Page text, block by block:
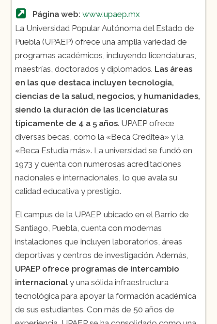
Página web: www.upaep.mx
La Universidad Popular Autónoma del Estado de
Puebla (UPAEP) ofrece una amplia variedad de
programas académicos, incluyendo licenciaturas,
maestrías, doctorados y diplomados. Las áreas
en las que destaca incluyen tecnología,
ciencias de la salud, negocios, y humanidades,
siendo la duración de las licenciaturas
típicamente de 4 a 5 años. UPAEP ofrece
diversas becas, como la «Beca Creditea» y la
«Beca Estudia más». La universidad se fundó en
1973 y cuenta con numerosas acreditaciones
nacionales e internacionales, lo que avala su
calidad educativa y prestigio.
El campus de la UPAEP, ubicado en el Barrio de
Santiago, Puebla, cuenta con modernas
instalaciones que incluyen laboratorios, áreas
deportivas y centros de investigación. Además,
UPAEP ofrece programas de intercambio
internacional y una sólida infraestructura
tecnológica para apoyar la formación académica
de sus estudiantes. Con más de 50 años de